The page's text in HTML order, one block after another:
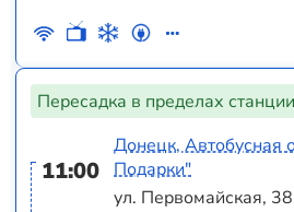
Пересадка в пределах станции
11:00
Донецк, Автобусная
Подарки"
ул. Первомайская, 38